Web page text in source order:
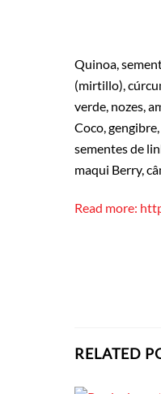
Quinoa,
(mirtillo),
verde, nozes,
Coco,
sementes de
maqui Berry,
Read more:
RELATED